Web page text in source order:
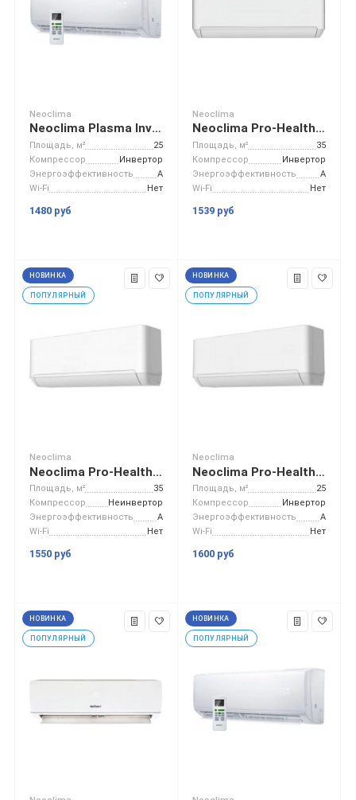
Neoclima
Neoclima Plasma Inverter NS/NU-HAL09FWI
Площадь, м²
25
Компрессор
Инвертор
Энергоэффективность
A
Wi-Fi
Нет
1480 руб
Neoclima
Neoclima Pro-Health Inverter NS/NU-HAP12TWI32
Площадь, м²
35
Компрессор
Инвертор
Энергоэффективность
A
Wi-Fi
Нет
1539 руб
НОВИНКА
ПОПУЛЯРНЫЙ
Neoclima
Neoclima Pro-Health NS/NU-HAP12T
Площадь, м²
35
Компрессор
Неинвертор
Энергоэффективность
A
Wi-Fi
Нет
1550 руб
НОВИНКА
ПОПУЛЯРНЫЙ
Neoclima
Neoclima Pro-Health Inverter NS/NU-HAP09TWI
Площадь, м²
25
Компрессор
Инвертор
Энергоэффективность
A
Wi-Fi
Нет
1600 руб
НОВИНКА
ПОПУЛЯРНЫЙ
НОВИНКА
ПОПУЛЯРНЫЙ